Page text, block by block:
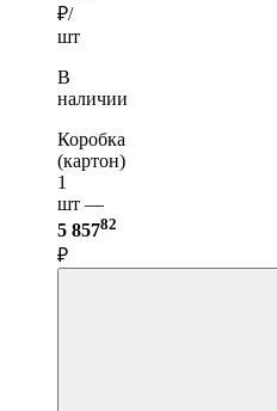
₽/
шт
В
наличии
Коробка
(картон)
1
шт —
5 85782
₽